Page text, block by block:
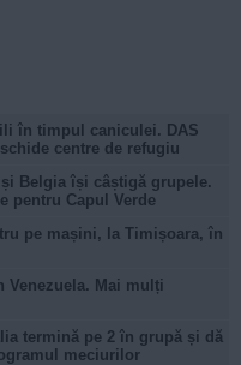
în timpul caniculei. DAS
centre de refugiu
și Belgia își câștigă grupele.
pentru Capul Verde
pe mașini, la Timișoara, în
Venezuela. Mai mulți
termină pe 2 în grupă și dă
meciurilor